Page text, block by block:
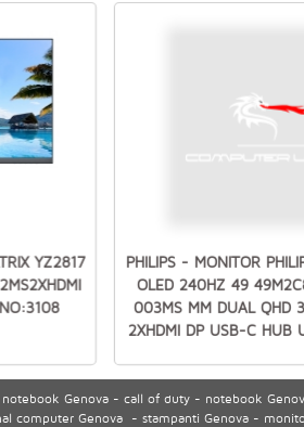
YZ2817
PHILIPS - MONITOR
OLED 240HZ 49
003MS MM DUAL QHD
2XHDMI DP USB-C HUB
Genova - call of duty - notebook
computer Genova - stampanti Genova -